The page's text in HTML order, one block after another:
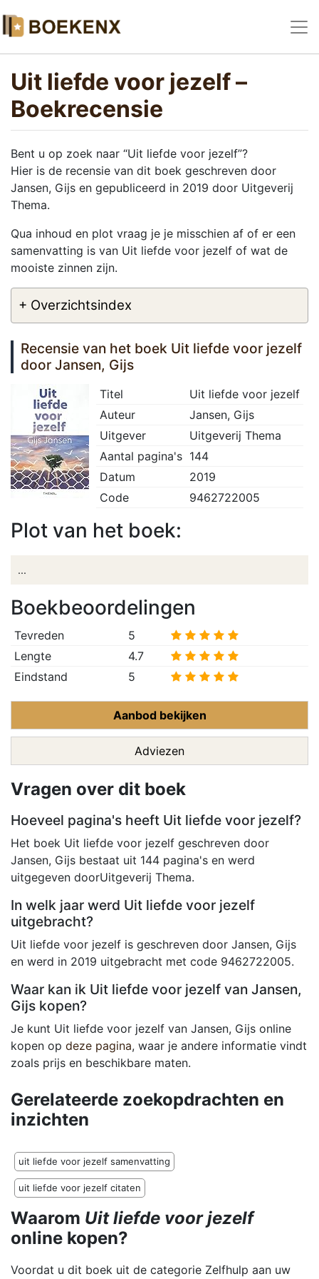
Uit liefde voor jezelf –
Boekrecensie
Bent u op zoek naar “Uit liefde voor jezelf”?
Hier is de recensie van dit boek geschreven door
Jansen, Gijs en gepubliceerd in 2019 door Uitgeverij
Thema.
Qua inhoud en plot vraag je je misschien af of er een
samenvatting is van Uit liefde voor jezelf of wat de
mooiste zinnen zijn.
+ Overzichtsindex
Recensie van het boek Uit liefde voor jezelf
door Jansen, Gijs
Titel
Uit liefde voor jezelf
Auteur
Jansen, Gijs
Uitgever
Uitgeverij Thema
Aantal pagina's 144
Datum
2019
Code
9462722005
Plot van het boek:
...
Boekbeoordelingen
Tevreden
5
Lengte
4.7
Eindstand
5
Aanbod bekijken
Adviezen
Vragen over dit boek
Hoeveel pagina's heeft Uit liefde voor jezelf?
Het boek Uit liefde voor jezelf geschreven door
Jansen, Gijs bestaat uit 144 pagina's en werd
uitgegeven doorUitgeverij Thema.
In welk jaar werd Uit liefde voor jezelf
uitgebracht?
Uit liefde voor jezelf is geschreven door Jansen, Gijs
en werd in 2019 uitgebracht met code 9462722005.
Waar kan ik Uit liefde voor jezelf van Jansen,
Gijs kopen?
Je kunt Uit liefde voor jezelf van Jansen, Gijs online
kopen op deze pagina, waar je andere informatie vindt
zoals prijs en beschikbare maten.
Gerelateerde zoekopdrachten en
inzichten
uit liefde voor jezelf samenvatting
uit liefde voor jezelf citaten
Waarom Uit liefde voor jezelf
online kopen?
Voordat u dit boek uit de categorie Zelfhulp aan uw